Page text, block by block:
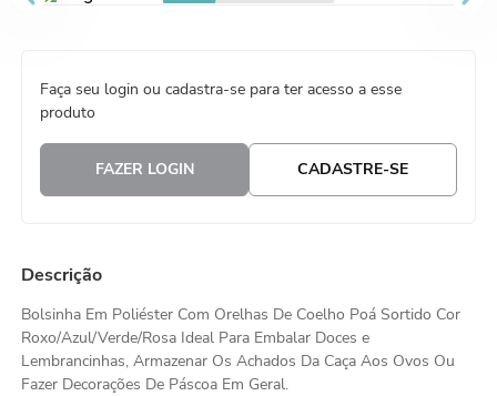
Faça seu login ou cadastra-se para ter acesso a esse
produto
FAZER LOGIN CADASTRE-SE
Descrição
Bolsinha Em Poliéster Com Orelhas De Coelho Poá Sortido Cor
Roxo/Azul/Verde/Rosa Ideal Para Embalar Doces e
Lembrancinhas, Armazenar Os Achados Da Caça Aos Ovos Ou
Fazer Decorações De Páscoa Em Geral.
10º sacola papel